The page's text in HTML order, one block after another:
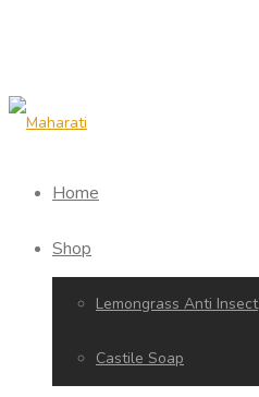
Home
Shop
Lemongrass Anti Insect
Castile Soap